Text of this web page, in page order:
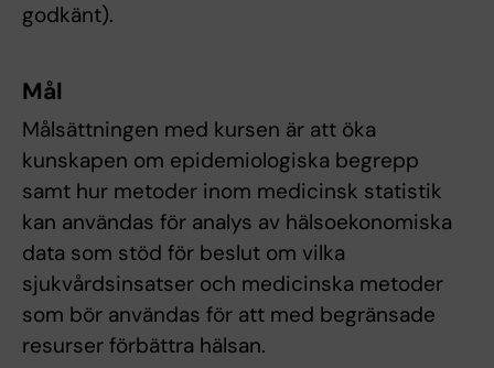
godkänt).
Mål
Målsättningen med kursen är att öka
kunskapen om epidemiologiska begrepp
samt hur metoder inom medicinsk statistik
kan användas för analys av hälsoekonomiska
data som stöd för beslut om vilka
sjukvårdsinsatser och medicinska metoder
som bör användas för att med begränsade
resurser förbättra hälsan.